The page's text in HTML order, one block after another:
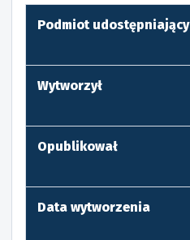
Podmiot udostępniający
Wytworzył
Opublikował
Data wytworzenia